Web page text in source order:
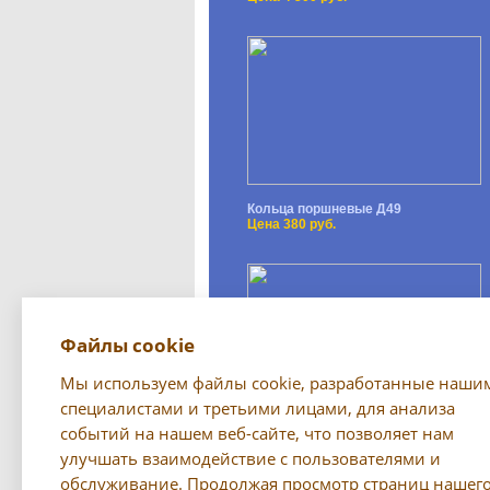
Кольца поршневые Д49
Цена 380 руб.
Светильник (переноска) РП-79
Все предложения →
Файлы cookie
Мы используем файлы cookie, разработанные
специалистами и третьими лицами, для анализа
событий на нашем веб-сайте, что позволяет нам
улучшать взаимодействие с пользователями и
обслуживание. Продолжая просмотр страниц